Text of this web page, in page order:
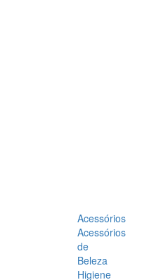
Acessórios
Acessórios
de
Beleza
Higiene